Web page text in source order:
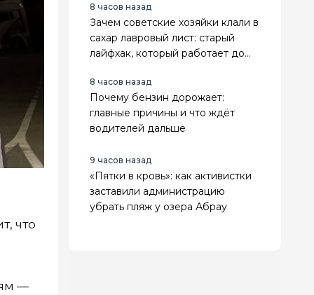
что
—
8 часов назад
Зачем советские хозяйки клали в
сахар лавровый лист: старый
лайфхак, который работает до
8 часов назад
Почему бензин дорожает:
главные причины и что ждёт
водителей дальше
9 часов назад
«Пятки в кровь»: как активистки
заставили администрацию
убрать пляж у озера Абрау